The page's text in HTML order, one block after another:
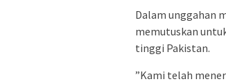
​Dalam unggahan
memutuskan
tinggi Pakistan.
​”Kami telah